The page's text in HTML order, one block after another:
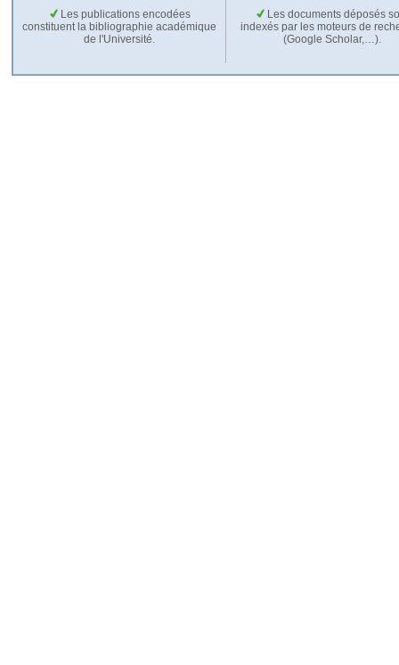
Les publications encodées
constituent la bibliographie académique
de l'Université.
Les documents déposés
indexés par les moteurs de
(Google Scholar,…).